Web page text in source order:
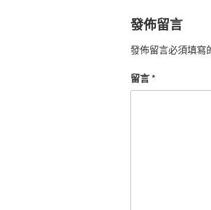
發佈留言
發佈留言必須填寫
留言*